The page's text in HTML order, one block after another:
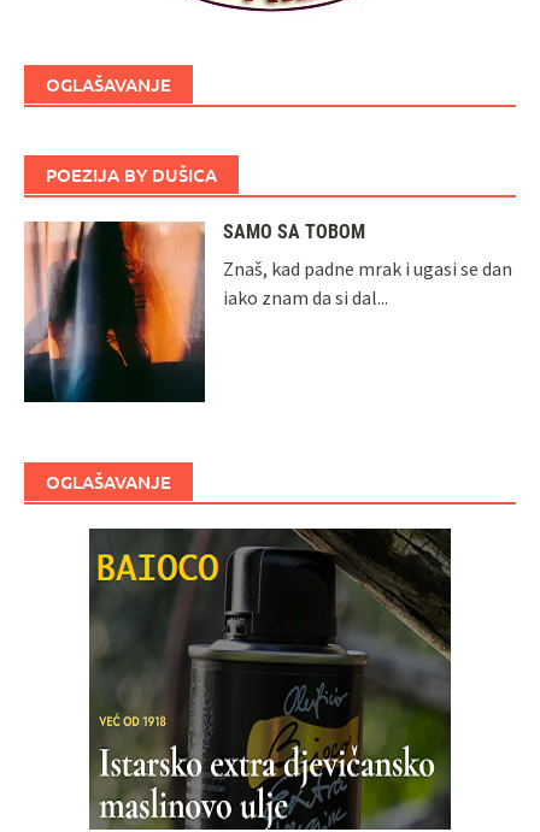
OGLAŠAVANJE
POEZIJA BY DUŠICA
SAMO SA TOBOM
Znaš, kad padne mrak i ugasi se dan
iako znam da si dal...
OGLAŠAVANJE